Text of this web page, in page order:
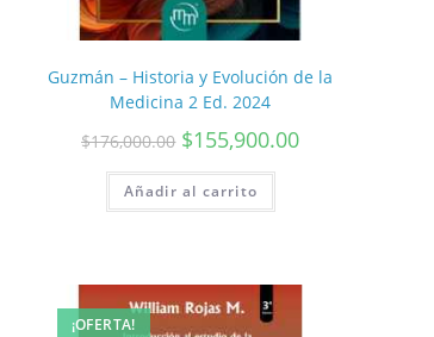
Guzmán – Historia y Evolución de la
Medicina 2 Ed. 2024
$176,000.00 $155,900.00
Añadir al carrito
¡OFERTA!